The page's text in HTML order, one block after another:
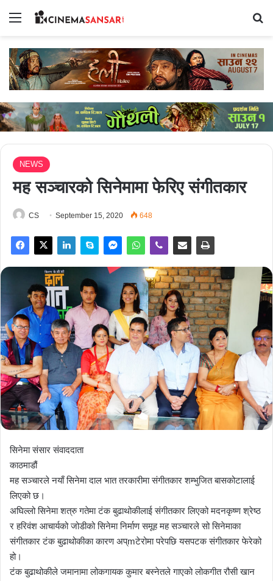
Menu
NEWS
मह सञ्चारको सिनेमामा फेरिए संगीतकार
CS September 15, 2020 648
सिनेमा संसार संवाददाता
काठमाडौं
मह सञ्चारले नयाँ सिनेमा दाल भात तरकारीमा संगीतकार शम्भुजित बासकोटालाई
लिएको छ।
अघिल्लो सिनेमा शत्रु गतेमा टंक बुढाथोकीलाई संगीतकार लिएको मदनकृष्ण श्रेष्ठ
र हरिवंश आचार्यको जोडीको सिनेमा निर्माण समूह मह सञ्चारले सो सिनेमाका
संगीतकार टंक बुढाथोकीका कारण अप्mटेरोमा परेपछि यसपटक संगीतकार फेरेको
हो।
टंक बुढाथोकीले जमानामा लोकगायक कुमार बस्नेतले गाएको लोकगीत रौसी खान